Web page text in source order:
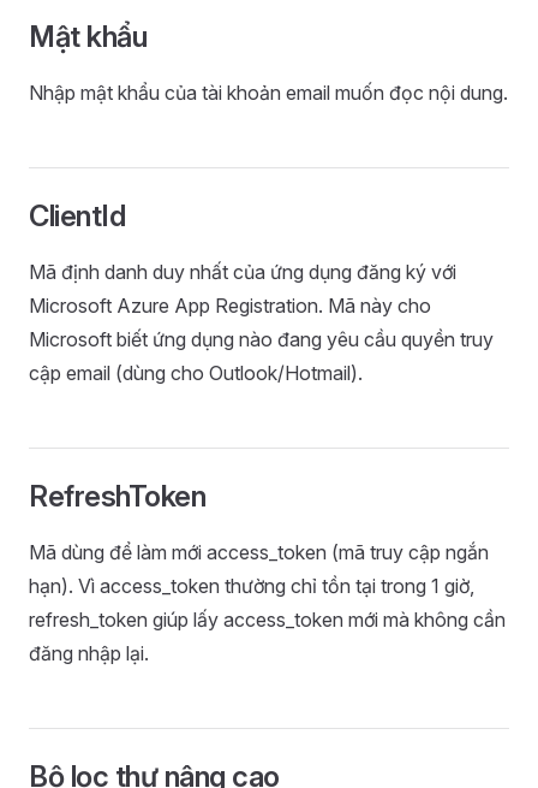
Mật khẩu
Nhập mật khẩu của tài khoản email muốn đọc nội dung.
ClientId
Mã định danh duy nhất của ứng dụng đăng ký với
Microsoft Azure App Registration. Mã này cho
Microsoft biết ứng dụng nào đang yêu cầu quyền truy
cập email (dùng cho Outlook/Hotmail).
RefreshToken
Mã dùng để làm mới access_token (mã truy cập ngắn
hạn). Vì access_token thường chỉ tồn tại trong 1 giờ,
refresh_token giúp lấy access_token mới mà không cần
đăng nhập lại.
Bộ lọc thư nâng cao